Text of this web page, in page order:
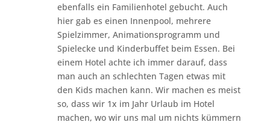
ebenfalls ein Familienhotel gebucht. Auch
hier gab es einen Innenpool, mehrere
Spielzimmer, Animationsprogramm und
Spielecke und Kinderbuffet beim Essen. Bei
einem Hotel achte ich immer darauf, dass
man auch an schlechten Tagen etwas mit
den Kids machen kann. Wir machen es meist
so, dass wir 1x im Jahr Urlaub im Hotel
machen, wo wir uns mal um nichts kümmern